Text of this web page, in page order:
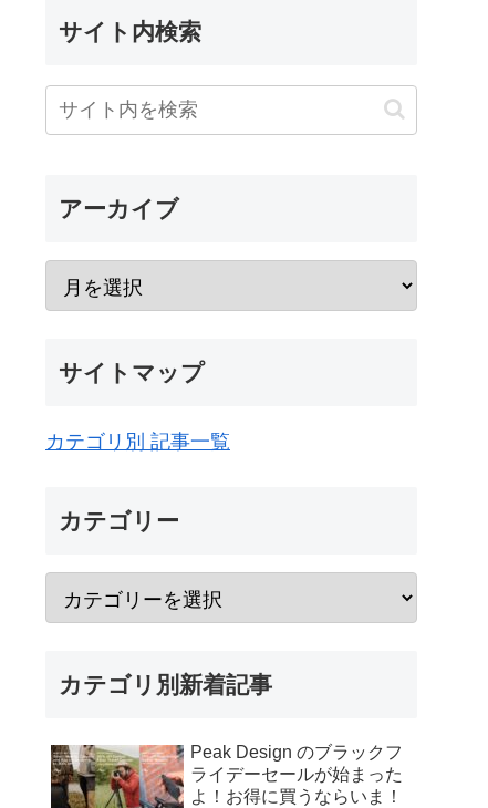
サイト内検索
アーカイブ
サイトマップ
カテゴリ別 記事一覧
カテゴリー
カテゴリ別新着記事
Peak Design のブラックフ
ライデーセールが始まった
よ！お得に買うならいま！